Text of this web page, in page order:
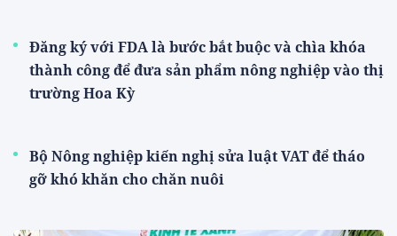
Đăng ký với FDA là bước bắt buộc và chìa khóa
thành công để đưa sản phẩm nông nghiệp vào thị
trường Hoa Kỳ
Bộ Nông nghiệp kiến nghị sửa luật VAT để tháo
gỡ khó khăn cho chăn nuôi